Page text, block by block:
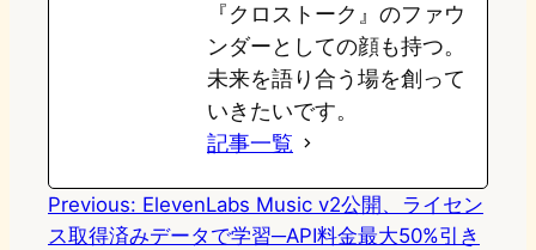
『クロストーク』のファウ
ンダーとしての顔も持つ。
未来を語り合う場を創って
いきたいです。
記事一覧
Previous: ElevenLabs Music v2公開、ライセン
ス取得済みデータで学習─API料金最大50%引き